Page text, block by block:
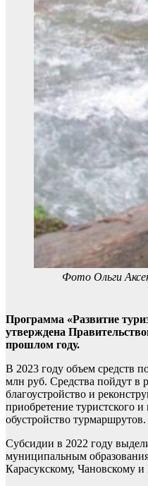
Фото Ольги
Программа «Развитие
утверждена
прошлом году.
В 2023 году объем средств
млн руб. Средства пойдут в
благоустройство и
приобретение туристского
обустройство турмаршрутов.
Субсидии в 2022 году
муниципальным
Карасукскому, Чановскому